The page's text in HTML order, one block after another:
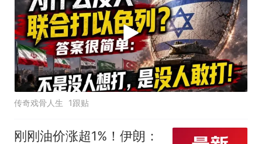
传奇戏骨人生 1跟贴
刚刚油价涨超1%！伊朗：